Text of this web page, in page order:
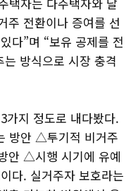
주 전환이나 증여를 선
다”며 “보유 공제를 전
방식으로 시장 충격
가지 정도로 내다봤다.
방안 △투기적 비거주
안 △시행 시기에 유예
다. 실거주자 보호라는